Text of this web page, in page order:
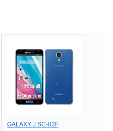
GALAXY J SC-02F